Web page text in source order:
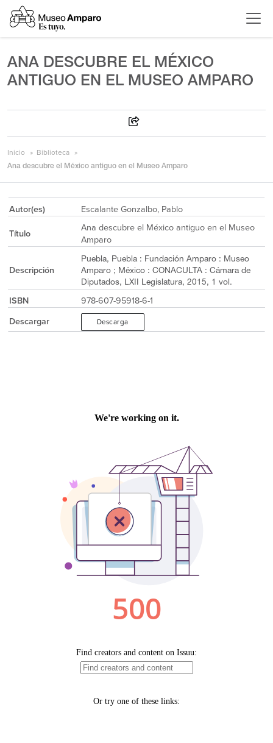
ANA DESCUBRE EL MÉXICO
ANTIGUO EN EL MUSEO AMPARO
Inicio Biblioteca
Ana descubre el México antiguo en el Museo Amparo
Autor(es) Escalante Gonzalbo, Pablo
Título
Ana descubre el México antiguo en el Museo
Amparo
Descripción
Puebla, Puebla : Fundación Amparo : Museo
Amparo ; México : CONACULTA : Cámara de
Diputados, LXII Legislatura, 2015, 1 vol.
ISBN
978-607-95918-6-1
Descargar
Descarga